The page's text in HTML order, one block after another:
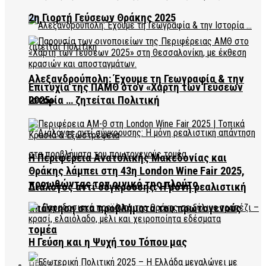
Αλεξανδρούπολη: Έχουμε τη Γεωγραφία & την
Ιστορία … ζητείται Πολιτική
Διάλογος αντί σύγκρουσης: Η μόνη ρεαλιστική
απάντηση στα προβλήματα του πρωτογενούς
τομέα
2η Γιορτή Γεύσεων Θράκης 2025
Επιτυχία της ΠΑΜΘ στον «Χάρτη των Γεύσεων
2025»
Η Περιφέρεια Ανατολικής Μακεδονίας και
Θράκης λάμπει στη 43η London Wine Fair 2025,
προωθώντας τον οινικό της πλούτο
Η Γεύση και η Ψυχή του Τόπου μας